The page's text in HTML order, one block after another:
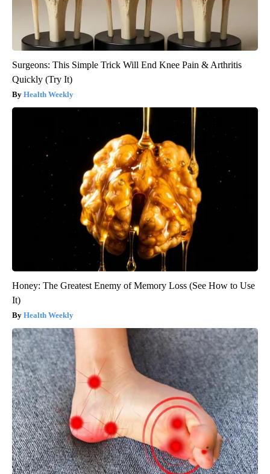
Surgeons: This Simple Trick Will End Knee Pain & Arthritis
Quickly (Try It)
Health Weekly
Honey: The Greatest Enemy of Memory Loss (See How to Use
It)
Health Weekly